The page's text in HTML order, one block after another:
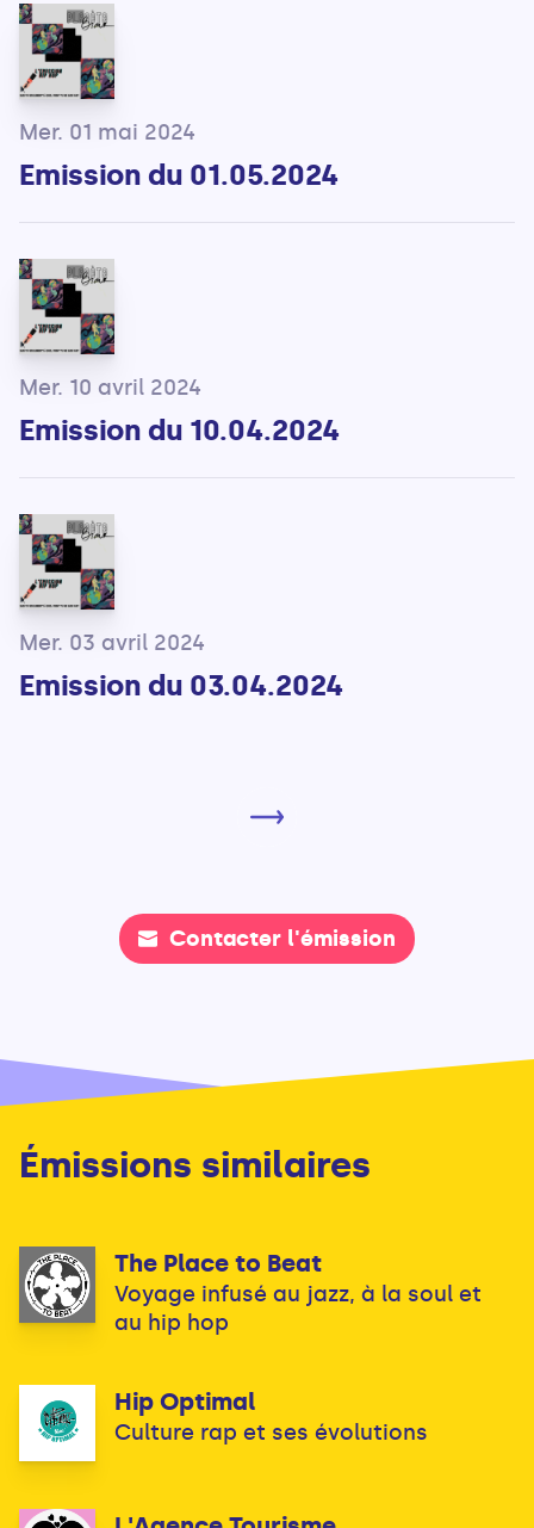
Mer. 01 mai 2024
Emission du 01.05.2024
Mer. 10 avril 2024
Emission du 10.04.2024
Mer. 03 avril 2024
Emission du 03.04.2024
Contacter l'émission
Émissions similaires
The Place to Beat
Voyage infusé au jazz, à la soul et
au hip hop
Hip Optimal
Culture rap et ses évolutions